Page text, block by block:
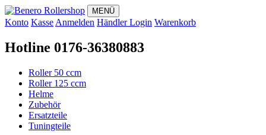
MENÜ
Konto Kasse Anmelden Händler Login Warenkorb
Hotline 0176-36380883
Roller 50 ccm
Roller 125 ccm
Helme
Zubehör
Ersatzteile
Tuningteile